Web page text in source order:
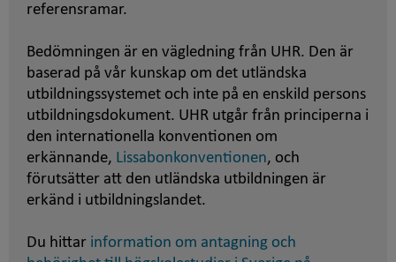
referensramar.
Bedömningen är en vägledning från UHR. Den är
baserad på vår kunskap om det utländska
utbildningssystemet och inte på en enskild persons
utbildningsdokument. UHR utgår från principerna i
den internationella konventionen om
erkännande, Lissabonkonventionen, och
förutsätter att den utländska utbildningen är
erkänd i utbildningslandet.
Du hittar information om antagning och